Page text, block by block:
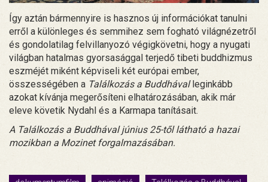
Így aztán bármennyire is hasznos új információkat tanulni
erről a különleges és semmihez sem fogható világnézetről
és gondolatilag felvillanyozó végigkövetni, hogy a nyugati
világban hatalmas gyorsasággal terjedő tibeti buddhizmus
eszméjét miként képviseli két európai ember,
összességében a Találkozás a Buddhávalleginkább
azokat kívánja megerősíteni elhatározásában, akik már
eleve követik Nydahl és a Karmapa tanításait.
A Találkozás a Buddhával június 25-től látható a hazai
mozikban a Mozinet forgalmazásában.